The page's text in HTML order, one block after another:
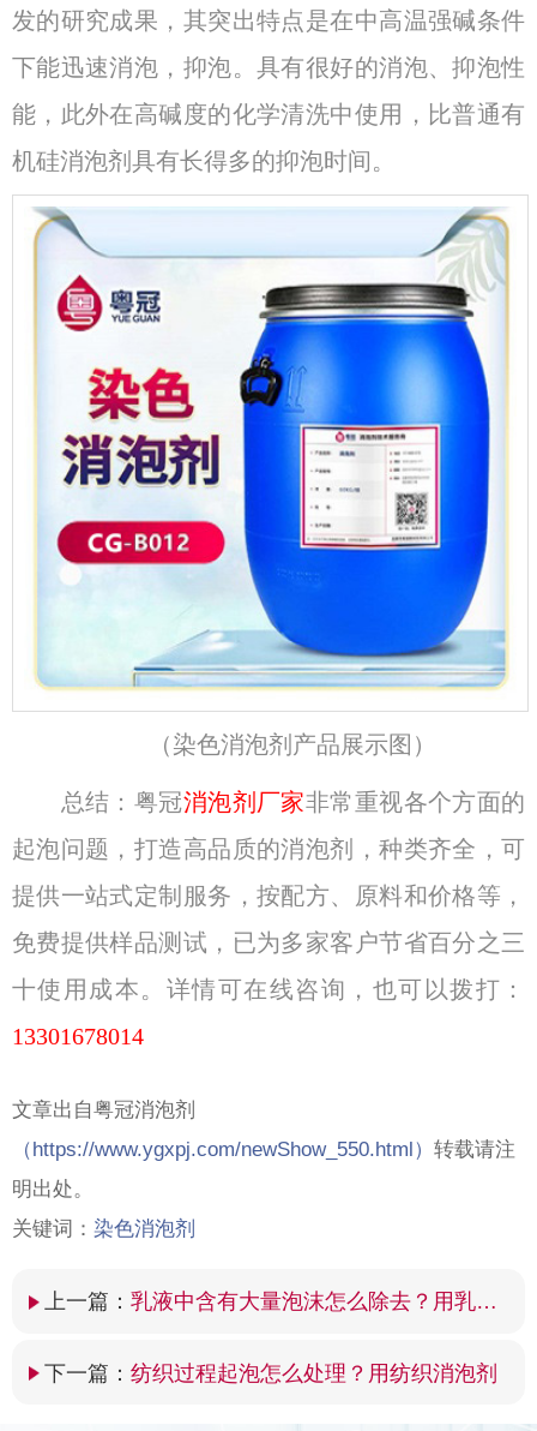
发的研究成果，其突出特点是在中高温强碱条件
下能迅速消泡，抑泡。具有很好的消泡、抑泡性
能，此外在高碱度的化学清洗中使用，比普通有
机硅消泡剂具有长得多的抑泡时间。
（染色消泡剂产品展示图）
总结：粤冠消泡剂厂家非常重视各个方面的
起泡问题，打造高品质的消泡剂，种类齐全，可
提供一站式定制服务，按配方、原料和价格等，
免费提供样品测试，已为多家客户节省百分之三
十使用成本。详情可在线咨询，也可以拨打：
13301678014
文章出自粤冠消泡剂
（https://www.ygxpj.com/newShow_550.html） 转载请注
明出处。
关键词： 染色消泡剂
上一篇： 乳液中含有大量泡沫怎么除去？用乳液消泡剂
下一篇： 纺织过程起泡怎么处理？用纺织消泡剂